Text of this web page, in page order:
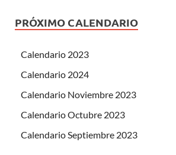
PRÓXIMO CALENDARIO
Calendario 2023
Calendario 2024
Calendario Noviembre 2023
Calendario Octubre 2023
Calendario Septiembre 2023